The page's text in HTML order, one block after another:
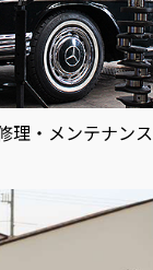
理・メンテナンス